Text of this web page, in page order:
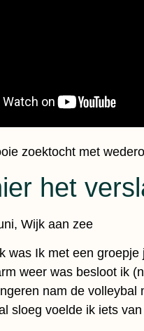
zoektocht met
het
Wijk aan zee
was Ik met een
weer was besloot ik
nam de
sloeg voelde ik iets